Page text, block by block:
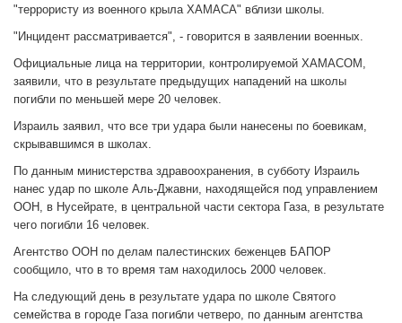
"террористу из военного крыла ХАМАСА" вблизи школы.
"Инцидент рассматривается", - говорится в заявлении военных.
Официальные лица на территории, контролируемой ХАМАСОМ,
заявили, что в результате предыдущих нападений на школы
погибли по меньшей мере 20 человек.
Израиль заявил, что все три удара были нанесены по боевикам,
скрывавшимся в школах.
По данным министерства здравоохранения, в субботу Израиль
нанес удар по школе Аль-Джавни, находящейся под управлением
ООН, в Нусейрате, в центральной части сектора Газа, в результате
чего погибли 16 человек.
Агентство ООН по делам палестинских беженцев БАПОР
сообщило, что в то время там находилось 2000 человек.
На следующий день в результате удара по школе Святого
семейства в городе Газа погибли четверо, по данным агентства